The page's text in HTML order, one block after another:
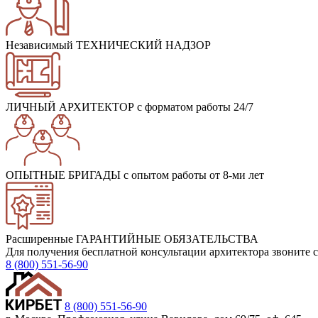
Независимый ТЕХНИЧЕСКИЙ НАДЗОР
ЛИЧНЫЙ АРХИТЕКТОР с форматом работы 24/7
ОПЫТНЫЕ БРИГАДЫ с опытом работы от 8-ми лет
Расширенные ГАРАНТИЙНЫЕ ОБЯЗАТЕЛЬСТВА
Для получения бесплатной консультации архитектора звоните
8 (800) 551-56-90
8 (800) 551-56-90